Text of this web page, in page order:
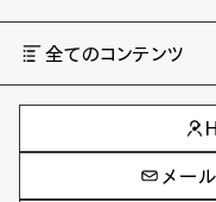
全てのコンテンツ
AIの進化と活用事例
製品トレンド & レビュー
サイバーセキュリティ
教育とテクノロジー
メー